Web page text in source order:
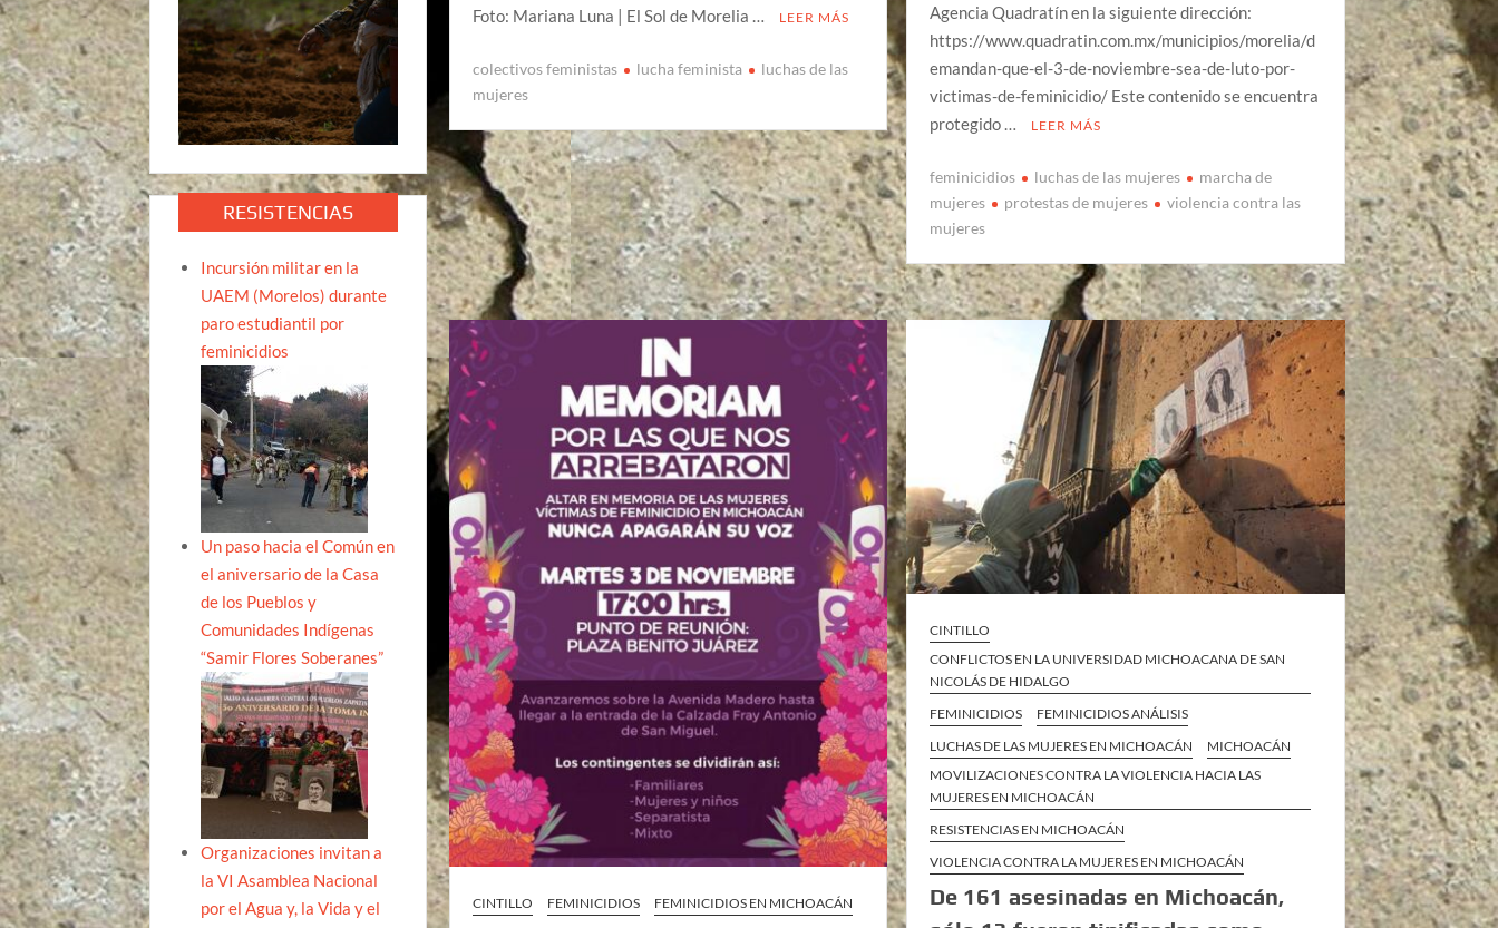
Foto: Mariana Luna | El Sol de Morelia …
LEER MÁS
colectivos feministas lucha feminista
luchas de las
mujeres
Agencia Quadratín en la siguiente dirección:
https://www.quadratin.com.mx/municipios/morelia/d
emandan-que-el-3-de-noviembre-sea-de-luto-por-
victimas-de-feminicidio/ Este contenido se encuentra
protegido …
LEER MÁS
feminicidios luchas de las mujeres
marcha de
mujeres
protestas de mujeres
violencia contra las
mujeres
CINTILLO FEMINICIDIOS
FEMINICIDIOS EN MICHOACÁN
CINTILLO
CONFLICTOS EN LA UNIVERSIDAD MICHOACANA DE SAN
NICOLÁS DE HIDALGO
FEMINICIDIOS
FEMINICIDIOS ANÁLISIS
LUCHAS DE LAS MUJERES EN MICHOACÁN
MICHOACÁN
MOVILIZACIONES CONTRA LA VIOLENCIA HACIA LAS
MUJERES EN MICHOACÁN
RESISTENCIAS EN MICHOACÁN
VIOLENCIA CONTRA LA MUJERES EN MICHOACÁN
De 161 asesinadas en Michoacán,
RESISTENCIAS
Incursión militar en la
UAEM (Morelos) durante
paro estudiantil por
feminicidios
Un paso hacia el Común en
el aniversario de la Casa
de los Pueblos y
Comunidades Indígenas
“Samir Flores Soberanes”
Organizaciones invitan a
la VI Asamblea Nacional
por el Agua y, la Vida y el